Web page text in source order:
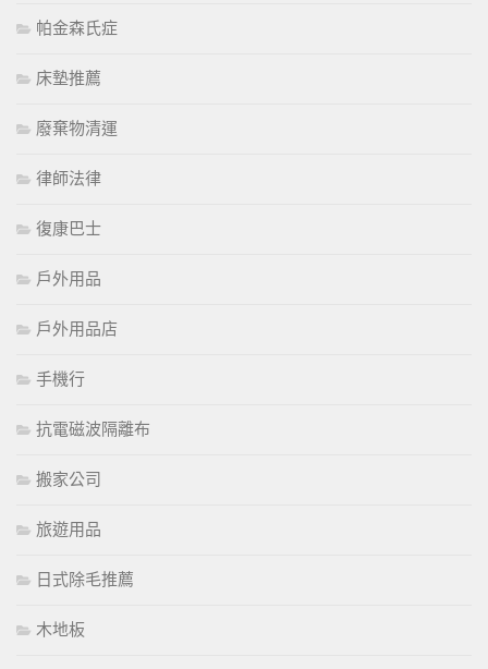
帕金森氏症
床墊推薦
廢棄物清運
律師法律
復康巴士
戶外用品
戶外用品店
手機行
抗電磁波隔離布
搬家公司
旅遊用品
日式除毛推薦
木地板